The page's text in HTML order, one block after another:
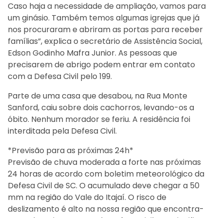
Caso haja a necessidade de ampliação, vamos para
um ginásio. Também temos algumas igrejas que já
nos procuraram e abriram as portas para receber
famílias”, explica o secretário de Assistência Social,
Edson Godinho Mafra Junior. As pessoas que
precisarem de abrigo podem entrar em contato
com a Defesa Civil pelo 199.
Parte de uma casa que desabou, na Rua Monte
Sanford, caiu sobre dois cachorros, levando-os a
óbito. Nenhum morador se feriu. A residência foi
interditada pela Defesa Civil.
*Previsão para as próximas 24h*
Previsão de chuva moderada a forte nas próximas
24 horas de acordo com boletim meteorológico da
Defesa Civil de SC. O acumulado deve chegar a 50
mm na região do Vale do Itajaí. O risco de
deslizamento é alto na nossa região que encontra-